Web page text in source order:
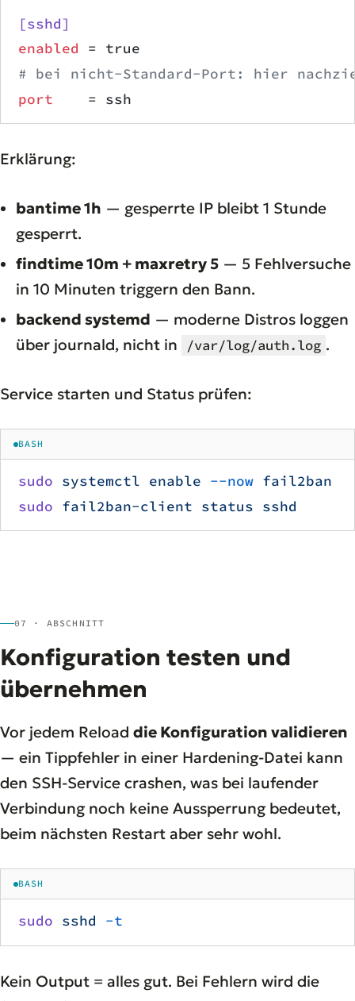
[sshd]
enabled = true
# bei nicht-Standard-Port: hier
port
    = ssh
Erklärung:
bantime 1h — gesperrte IP bleibt 1 Stunde
gesperrt.
findtime 10m + maxretry 5 — 5 Fehlversuche
in 10 Minuten triggern den Bann.
backend systemd — moderne Distros loggen
über journald, nicht in
/var/log/auth.log .
Service starten und Status prüfen:
BASH
sudo systemctl enable --now fail2ban
sudo fail2ban-client status sshd
07 · ABSCHNITT
Konfiguration testen und
übernehmen
Vor jedem Reload die Konfiguration validieren
— ein Tippfehler in einer Hardening-Datei kann
den SSH-Service crashen, was bei laufender
Verbindung noch keine Aussperrung bedeutet,
beim nächsten Restart aber sehr wohl.
BASH
sudo sshd -t
Kein Output = alles gut. Bei Fehlern wird die